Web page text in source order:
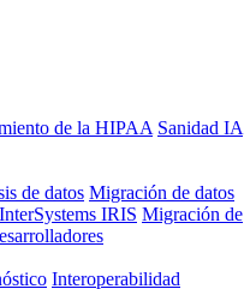
de la HIPAA Sanidad IA
de datos Migración de datos
IRIS Migración de
Interoperabilidad